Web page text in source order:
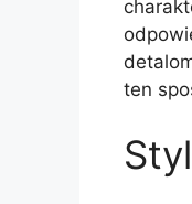
ten